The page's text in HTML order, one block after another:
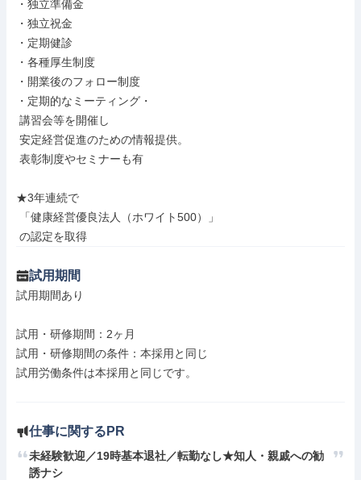
・独立準備金
・独立祝金
・定期健診
・各種厚生制度
・開業後のフォロー制度
・定期的なミーティング・
★3年連続で
の認定を取得
試用期間
試用期間あり
試用・研修期間：2ヶ月
試用・研修期間の条件：本採用と同じ
試用労働条件は本採用と同じです。
仕事に関するPR
未経験歓迎／19時基本退社／転勤なし★知人・親戚への勧
誘ナシ